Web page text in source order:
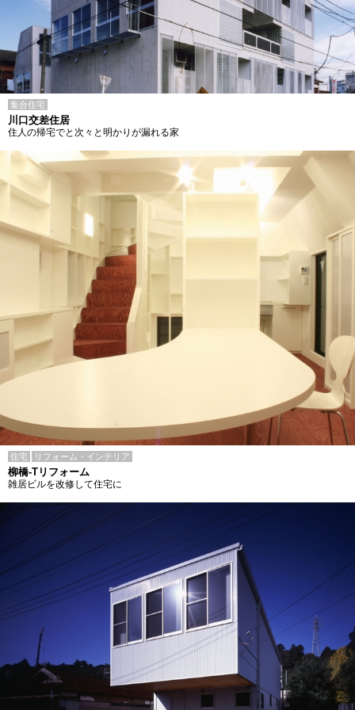
集合住宅
川口交差住居
住人の帰宅でと次々と明かりが漏れる家
住宅 リフォーム・インテリア
柳橋-Tリフォーム
雑居ビルを改修して住宅に